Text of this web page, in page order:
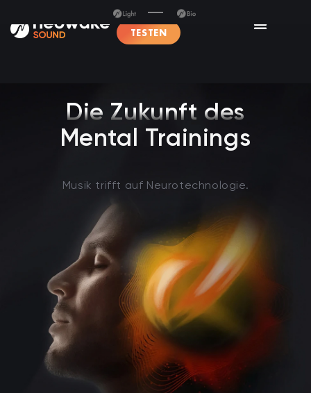
TESTEN
Die Zukunft des
Mental Trainings
Musik trifft auf Neurotechnologie.